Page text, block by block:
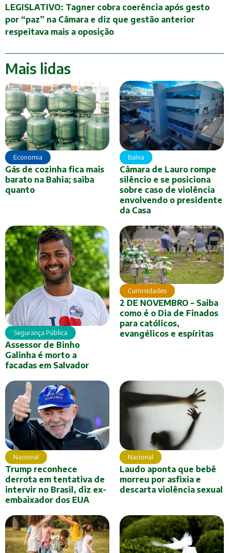
LEGISLATIVO: Tagner cobra coerência após gesto
por “paz” na Câmara e diz que gestão anterior
respeitava mais a oposição
Mais lidas
Economia
Gás de cozinha fica mais
barato na Bahia; saiba
quanto
Bahia
Câmara de Lauro rompe
silêncio e se posiciona
sobre caso de violência
envolvendo o presidente
da Casa
Segurança Pública
Assessor de Binho
Galinha é morto a
facadas em Salvador
Curiosidades
2 DE NOVEMBRO – Saiba
como é o Dia de Finados
para católicos,
evangélicos e espíritas
Nacional
Trump reconhece
derrota em tentativa de
intervir no Brasil, diz ex-
embaixador dos EUA
Nacional
Laudo aponta que bebê
morreu por asfixia e
descarta violência sexual